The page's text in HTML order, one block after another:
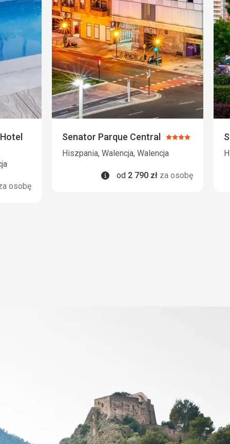
osobę
Senator Parque Central
Ocena:
4/5
Hiszpania, Walencja, Walencja
Informacje
od 2 790 zł za osobę